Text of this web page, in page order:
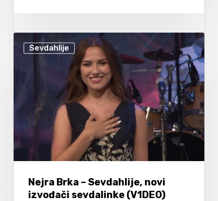
Sevdahlije
Nejra Brka – Sevdahlije, novi
izvođači sevdalinke (V1DEO)